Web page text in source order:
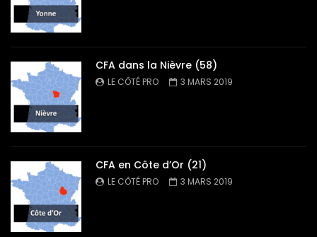
CFA dans la Nièvre (58)
LE CÔTÉ PRO 3 MARS 2019
CFA en Côte d’Or (21)
LE CÔTÉ PRO 3 MARS 2019